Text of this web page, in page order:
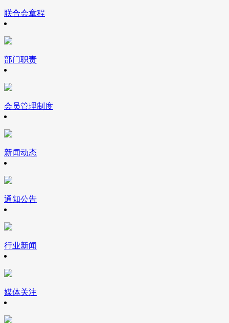
联合会章程
部门职责
会员管理制度
新闻动态
通知公告
行业新闻
媒体关注